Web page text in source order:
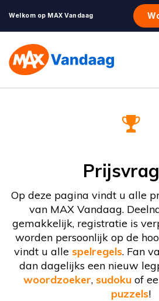
Welkom op MAX Vandaag
Op deze pagina vindt u alle
van MAX Vandaag.
gemakkelijk, registratie is
worden persoonlijk op de
vindt u alle spelregels. Fan
dan dagelijks een nieuw
woordzoeker, sudoku of
puzzels!